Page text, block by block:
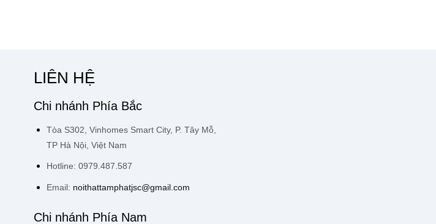
LIÊN HỆ
Chi nhánh Phía Bắc
Tòa S302, Vinhomes Smart City, P. Tây Mỗ,
TP Hà Nội, Việt Nam
Hotline: 0979.487.587
Email: noithattamphatjsc@gmail.com
Chi nhánh Phía Nam